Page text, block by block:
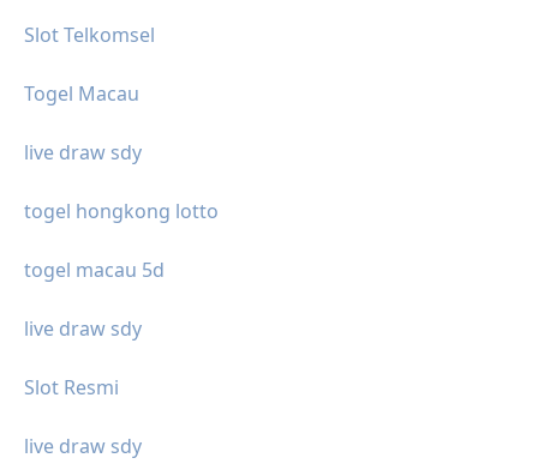
Slot Telkomsel
Togel Macau
live draw sdy
togel hongkong lotto
togel macau 5d
live draw sdy
Slot Resmi
live draw sdy